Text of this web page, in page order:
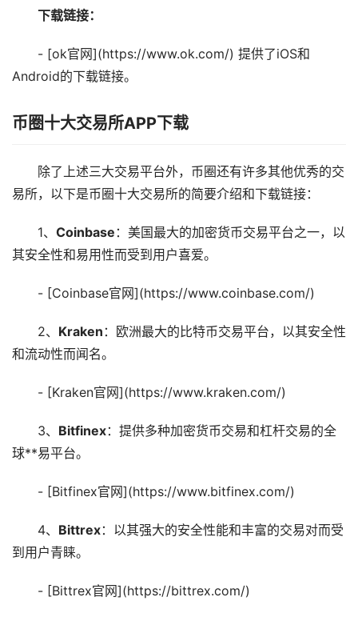
下载链接：
- [ok官网](https://www.ok.com/) 提供了iOS和
Android的下载链接。
币圈十大交易所APP下载
除了上述三大交易平台外，币圈还有许多其他优秀的交
易所，以下是币圈十大交易所的简要介绍和下载链接：
1、 Coinbase ：美国最大的加密货币交易平台之一，以
其安全性和易用性而受到用户喜爱。
- [Coinbase官网](https://www.coinbase.com/)
2、 Kraken ：欧洲最大的比特币交易平台，以其安全性
和流动性而闻名。
- [Kraken官网](https://www.kraken.com/)
3、 Bitfinex：提供多种加密货币交易和杠杆交易的全
球**易平台。
- [Bitfinex官网](https://www.bitfinex.com/)
4、 Bittrex：以其强大的安全性能和丰富的交易对而受
到用户青睐。
- [Bittrex官网](https://bittrex.com/)